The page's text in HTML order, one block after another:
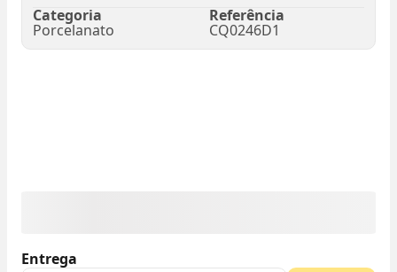
Categoria
Porcelanato
Referência
CQ0246D1
Entrega